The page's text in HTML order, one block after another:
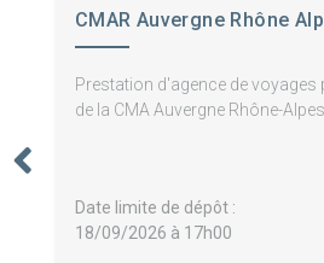
CMAR Auvergne Rhône
Prestation d'agence de
de la CMA Auvergne Rhône-Alpes
Date limite de dépôt :
18/09/2026 à 17h00